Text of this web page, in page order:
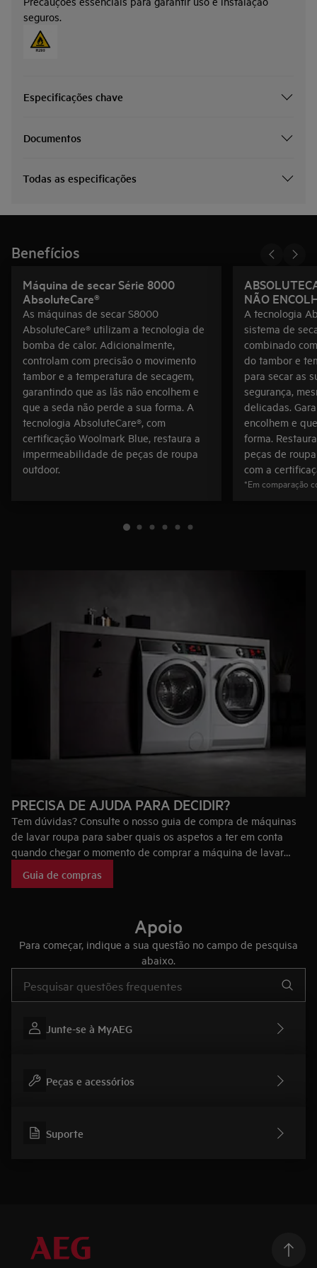
seguros.
Especificações chave
Documentos
Todas as especificações
Benefícios
Máquina de secar Série 8000
AbsoluteCare®
As máquinas de secar S8000
AbsoluteCare® utilizam a tecnologia de
bomba de calor. Adicionalmente,
controlam com precisão o movimento
tambor e a temperatura de secagem,
garantindo que as lãs não encolhem e
que a seda não perde a sua forma. A
tecnologia AbsoluteCare®, com
certificação Woolmark Blue, restaura a
impermeabilidade de peças de roupa
outdoor.
NÃO
A tecnologia
sistema de
combinado
do tambor e
para secar as
segurança,
delicadas.
encolhem e
forma.
peças de
com a
*Em comparação
PRECISA DE AJUDA PARA DECIDIR?
Tem dúvidas? Consulte o nosso guia de compra de máquinas
de lavar roupa para saber quais os aspetos a ter em conta
quando chegar o momento de comprar a máquina de lavar
máquinas de lavar roupa AEG únicas no mercado.
Guia de compras
Apoio
Para começar, indique a sua questão no campo de pesquisa
abaixo.
Junte-se à MyAEG
Peças e acessórios
Suporte